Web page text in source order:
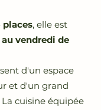
places, elle est
vendredi de
d'un espace
et d'un grand
cuisine équipée